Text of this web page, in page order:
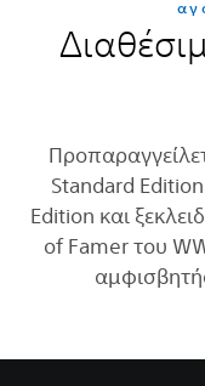
Standard
Edition και
of Famer του